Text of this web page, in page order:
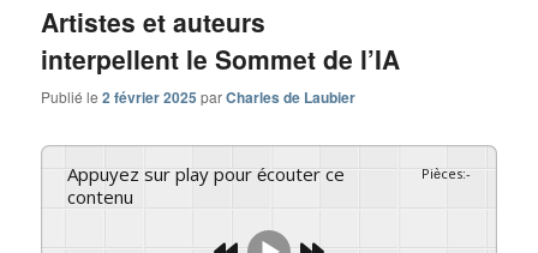
Artistes et auteurs
interpellent le Sommet de l’IA
Publié le2 février 2025 parCharles de Laubier
Appuyez sur play pour écouter ce
contenu
Pièces:-